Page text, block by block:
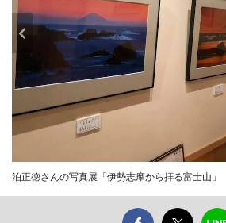
泊正徳さんの写真展「伊勢志摩から拝る富士山」